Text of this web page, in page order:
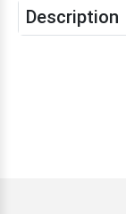
Description